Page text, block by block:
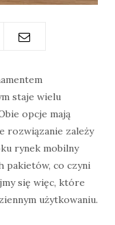
staje wielu
opcje mają
rozwiązanie zależy
rynek mobilny
pakietów, co czyni
się więc, które
użytkowaniu.